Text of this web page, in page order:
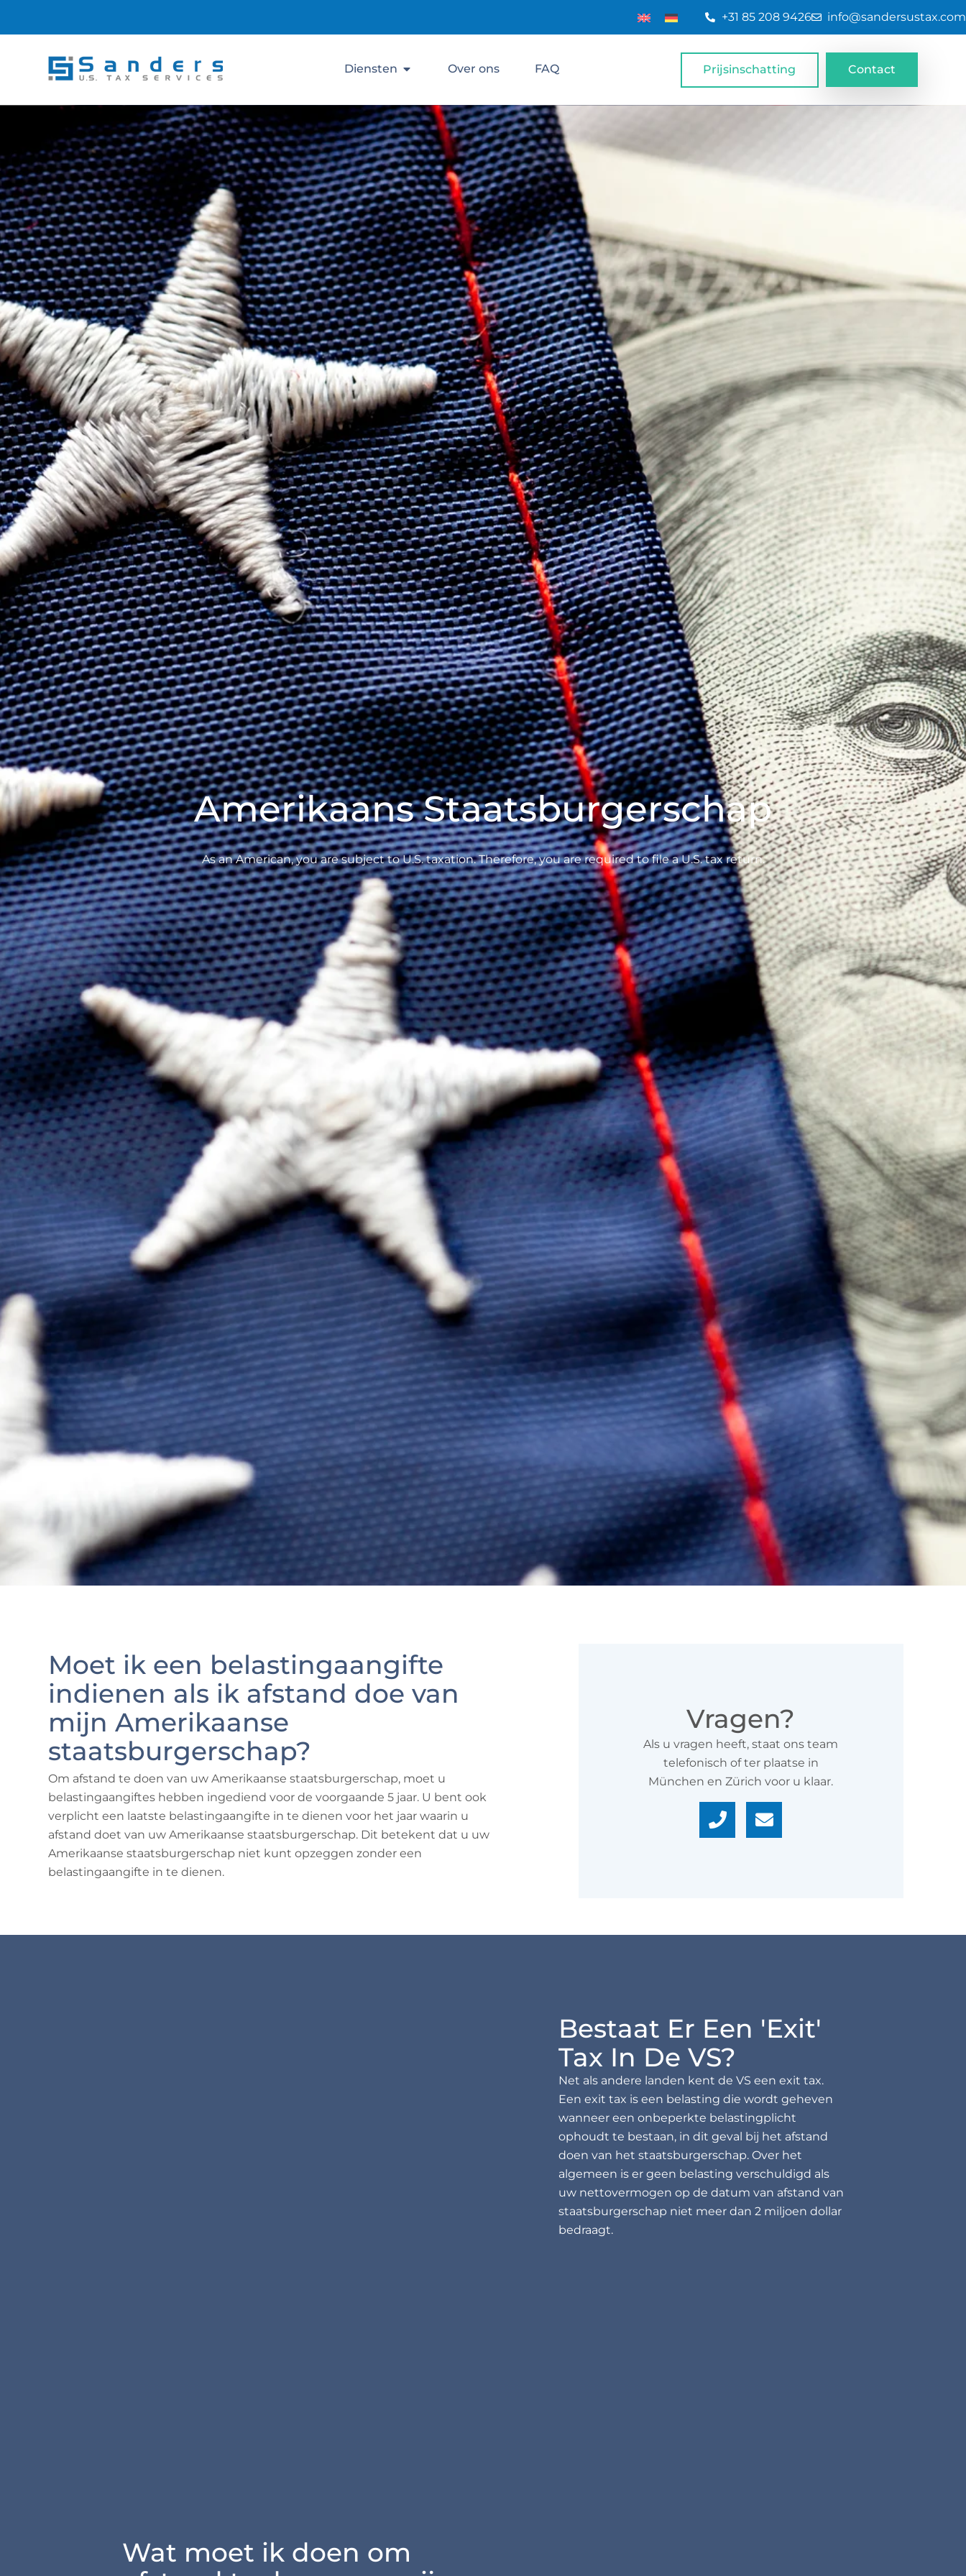
+31 85 208 9426 info@sandersustax.com
Diensten Over ons FAQ Prijsinschatting Contact
Amerikaans Staatsburgerschap
As an American, you are subject to U.S. taxation. Therefore, you are required to file a U.S. tax return.
Moet ik een belastingaangifte
indienen als ik afstand doe van
mijn Amerikaanse
staatsburgerschap?
Om afstand te doen van uw Amerikaanse staatsburgerschap, moet u
belastingaangiftes hebben ingediend voor de voorgaande 5 jaar. U bent ook
verplicht een laatste belastingaangifte in te dienen voor het jaar waarin u
afstand doet van uw Amerikaanse staatsburgerschap. Dit betekent dat u uw
Amerikaanse staatsburgerschap niet kunt opzeggen zonder een
belastingaangifte in te dienen.
Vragen?
Als u vragen heeft, staat ons team
telefonisch of ter plaatse in
München en Zürich voor u klaar.
Wat moet ik doen om
Bestaat Er Een 'exit'
Tax In De VS?
Net als andere landen kent de VS een exit tax.
Een exit tax is een belasting die wordt geheven
wanneer een onbeperkte belastingplicht
ophoudt te bestaan, in dit geval bij het afstand
doen van het staatsburgerschap. Over het
algemeen is er geen belasting verschuldigd als
uw nettovermogen op de datum van afstand van
staatsburgerschap niet meer dan 2 miljoen dollar
bedraagt.